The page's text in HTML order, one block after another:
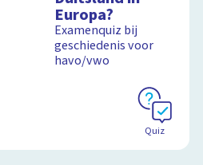
Europa?
Examenquiz bij
geschiedenis voor
havo/vwo
Quiz